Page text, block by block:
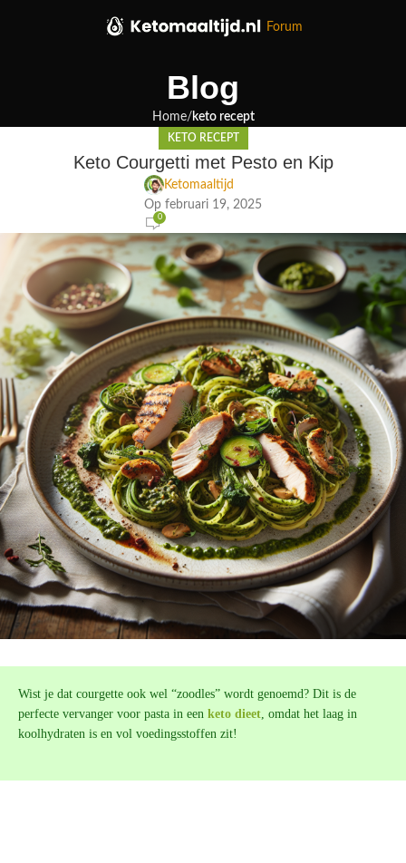
Forum
Blog
Home keto recept
KETO RECEPT
Keto Courgetti met Pesto en Kip
Ketomaaltijd
Op februari 19, 2025
0
Wist je dat courgette ook wel “zoodles” wordt genoemd? Dit is de
perfecte vervanger voor pasta in een keto dieet, omdat het laag in
koolhydraten is en vol voedingsstoffen zit!